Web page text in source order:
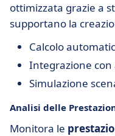
ottimizzata grazie a
supportano la
Calcolo
Integrazione
Simulazione
Analisi delle
Monitora le